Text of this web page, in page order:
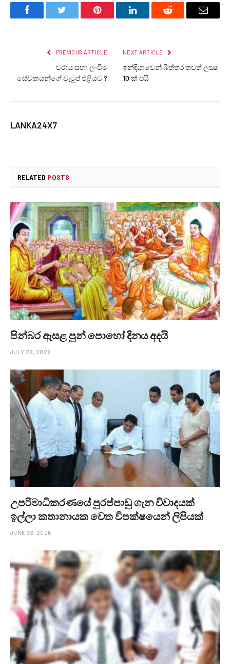
FacebookTwitter Pinterest LinkedInReddit Email
PREVIOUS ARTICLE
වරාය සහා ලංවිම
සේවකයන්ගේ වැටුප් එළියට ?
NEXT ARTICLE
ඉන්දියාවෙන් බිත්තර තවත් ලක්‍ෂ
10 ක් එයි
LANKA24X7
RELATED POSTS
පින්බර ඇසළ පුන් පොහෝ දිනය අදයි
JULY 29, 2026
උපරිමාධිකරණයේ පුරප්පාඩු ගැන විවාදයක්
ඉල්ලා කතානායක වෙත විපක්ෂයෙන් ලිපියක්
JUNE 26, 2026